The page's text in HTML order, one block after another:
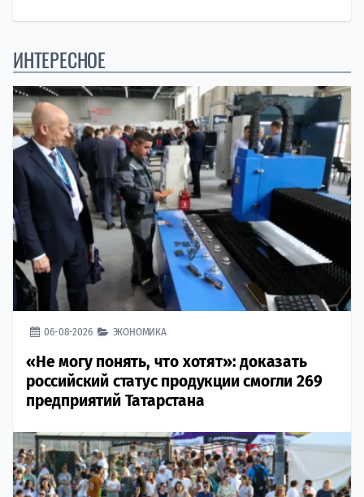
ИНТЕРЕСНОЕ
06-08-2026 ЭКОНОМИКА
«Не могу понять, что хотят»: доказать
российский статус продукции смогли 269
предприятий Татарстана